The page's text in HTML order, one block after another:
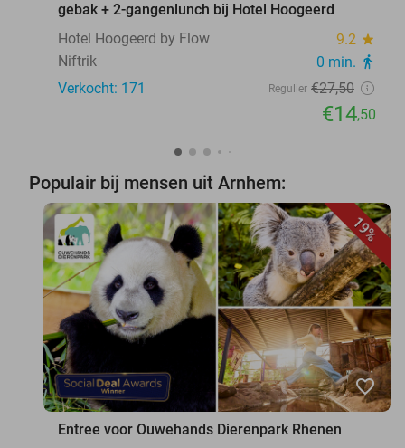
gebak + 2-gangenlunch bij Hotel Hoogeerd
Hotel Hoogeerd by Flow
9.2 star
Niftrik 0 min. directions_walk
Verkocht: 171 Regulier €27,50
€14,50
Populair bij mensen uit Arnhem:
19%
favorite_border
Entree voor Ouwehands Dierenpark Rhenen